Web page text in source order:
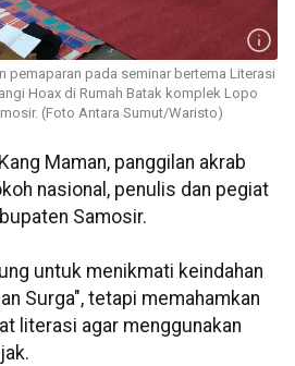
pemaparan pada seminar bertema Literasi
Hoax di Rumah Batak komplek Lopo
(Foto Antara Sumut/Waristo)
Maman, panggilan akrab
nasional, penulis dan pegiat
Samosir.
untuk menikmati keindahan
Surga", tetapi memahamkan
literasi agar menggunakan